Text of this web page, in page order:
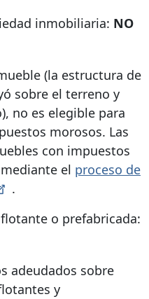
inmobiliaria: NO
(la estructura de
sobre el terreno y
no es elegible para
morosos. Las
con impuestos
el proceso de
.
o prefabricada:
adeudados sobre
y